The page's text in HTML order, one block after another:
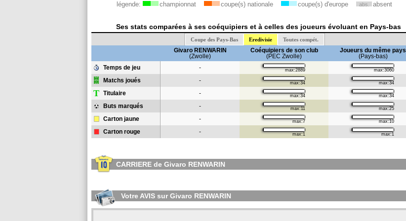
légende: championnat coupe(s) nationale coupe(s) d'europe abs. absent
Ses stats comparées à ses coéquipiers et à celles des joueurs évoluant en Pays-bas
Coupe des Pays-Bas Eredivisie Toutes compét.
Givaro RENWARIN
(Zwolle)
Coéquipiers de son club
(PEC Zwolle)
Joueurs du même pays
(Pays-bas)
Temps de jeu
- max:2889 max:3060
Matchs joués - max:34 max:34
T Titulaire - max:34 max:34
Buts marqués - max:11 max:25
Carton jaune - max:7 max:10
Carton rouge - max:1 max:1
CARRIERE de Givaro RENWARIN
Votre AVIS sur Givaro RENWARIN